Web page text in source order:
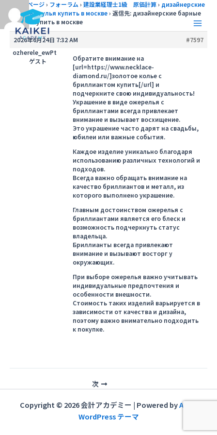
を
Main
トップページ› フォーラム › 建設業経理士1級 原価計算› дизайнерские
барные стулья купить в москве› 返信先: дизайнерские барные
стулья купить в москве
2026年6月24日 7:32 AM
#7597
ozherele_ewPt
ゲスト
Обратите внимание на
[url=https://www.necklace-
diamond.ru/]золотое колье с
бриллиантом купить[/url] и
подчеркните свою индивидуальность!
Украшение в виде ожерелья с
бриллиантами всегда привлекает
внимание и вызывает восхищение.
Это украшение часто дарят на свадьбы,
юбилеи или важные события.
Каждое изделие уникально благодаря
использованию различных технологий и
подходов.
Всегда важно обращать внимание на
качество бриллиантов и металл, из
которого выполнено украшение.
Главным достоинством ожерелья с
бриллиантами является его блеск и
возможность подчеркнуть статус
владельца.
Бриллианты всегда привлекают
внимание и вызывают восторг у
окружающих.
При выборе ожерелья важно учитывать
индивидуальные предпочтения и
особенности внешности.
Стоимость таких изделий варьируется в
зависимости от качества и дизайна,
поэтому важно внимательно подходить
к покупке.
次
Copyright © 2026 会計アカデミー | Powered byAstra
WordPress テーマ